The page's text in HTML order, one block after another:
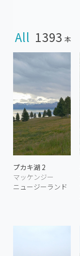
All 1393 本
プカキ湖 2
マッケンジー
ニュージーランド